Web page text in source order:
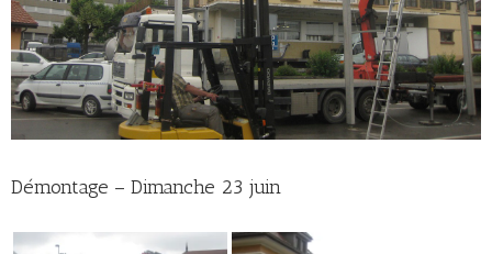
Démontage – Dimanche 23 juin